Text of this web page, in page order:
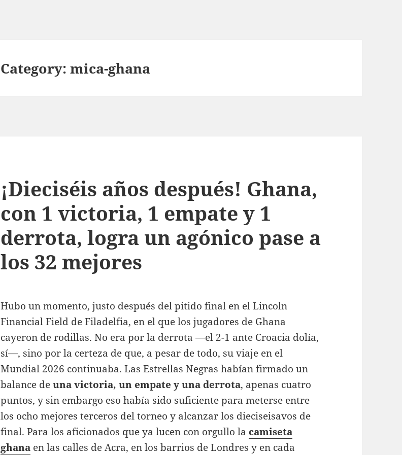
Category:mica-ghana
¡Dieciséis años después! Ghana,
con 1 victoria, 1 empate y 1
derrota, logra un agónico pase a
los 32 mejores
Hubo un momento, justo después del pitido final en el Lincoln
Financial Field de Filadelfia, en el que los jugadores de Ghana
cayeron de rodillas. No era por la derrota —el 2-1 ante Croacia dolía,
sí—, sino por la certeza de que, a pesar de todo, su viaje en el
Mundial 2026 continuaba. Las Estrellas Negras habían firmado un
balance deuna victoria, un empate y una derrota, apenas cuatro
puntos, y sin embargo eso había sido suficiente para meterse entre
los ocho mejores terceros del torneo y alcanzar los dieciseisavos de
final. Para los aficionados que ya lucen con orgullo la camiseta
ghana en las calles de Acra, en los barrios de Londres y en cada